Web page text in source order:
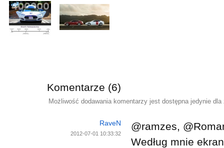
Komentarze (6)
Możliwość dodawania komentarzy jest dostępna jedynie
RaveN
2012-07-01 10:33:32
@ramzes,
Według mnie